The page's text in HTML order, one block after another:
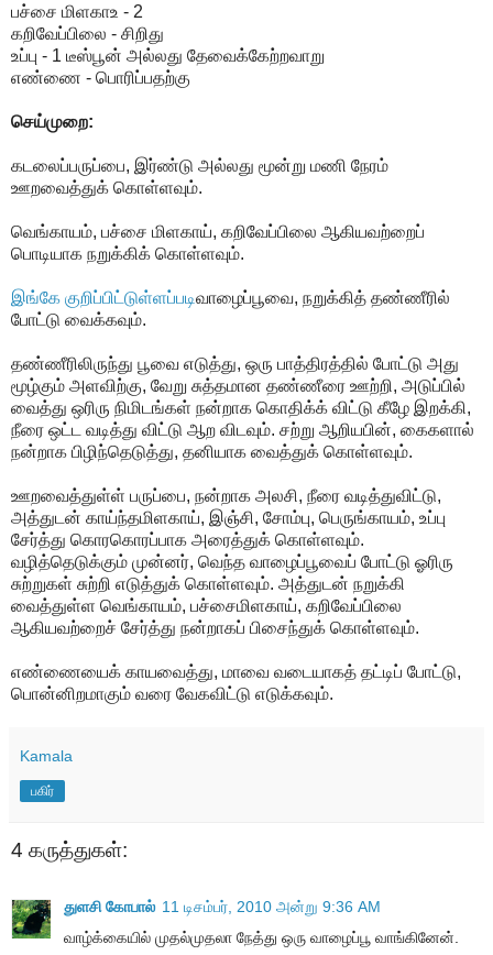
பச்சை மிளகாஉ - 2
கறிவேப்பிலை - சிறிது
உப்பு - 1 டீஸ்பூன் அல்லது தேவைக்கேற்றவாறு
எண்ணை - பொரிப்பதற்கு
செய்முறை:
கடலைப்பருப்பை, இர்ண்டு அல்லது மூன்று மணி நேரம்
ஊறவைத்துக் கொள்ளவும்.
வெங்காயம், பச்சை மிளகாய், கறிவேப்பிலை ஆகியவற்றைப்
பொடியாக நறுக்கிக் கொள்ளவும்.
இங்கே குறிப்பிட்டுள்ளப்படிவாழைப்பூவை, நறுக்கித் தண்ணீரில்
போட்டு வைக்கவும்.
தண்ணீரிலிருந்து பூவை எடுத்து, ஒரு பாத்திரத்தில் போட்டு அது
மூழ்கும் அளவிற்கு, வேறு சுத்தமான தண்ணீரை ஊற்றி, அடுப்பில்
வைத்து ஒரிரு நிமிடங்கள் நன்றாக கொதிக்க் விட்டு கீழே இறக்கி,
நீரை ஒட்ட வடித்து விட்டு ஆற விடவும். சற்று ஆறியபின், கைகளால்
நன்றாக பிழிந்தெடுத்து, தனியாக வைத்துக் கொள்ளவும்.
ஊறவைத்துள்ள் பருப்பை, நன்றாக அலசி, நீரை வடித்துவிட்டு,
அத்துடன் காய்ந்தமிளகாய், இஞ்சி, சோம்பு, பெருங்காயம், உப்பு
சேர்த்து கொரகொரப்பாக அரைத்துக் கொள்ளவும்.
வழித்தெடுக்கும் முன்னர், வெந்த வாழைப்பூவைப் போட்டு ஓரிரு
சுற்றுகள் சுற்றி எடுத்துக் கொள்ளவும். அத்துடன் நறுக்கி
வைத்துள்ள வெங்காயம், பச்சைமிளகாய், கறிவேப்பிலை
ஆகியவற்றைச் சேர்த்து நன்றாகப் பிசைந்துக் கொள்ளவும்.
எண்ணையைக் காயவைத்து, மாவை வடையாகத் தட்டிப் போட்டு,
பொன்னிறமாகும் வரை வேகவிட்டு எடுக்கவும்.
Kamala
பகிர்
4 கருத்துகள்:
துளசி கோபால் 11 டிசம்பர், 2010 அன்று 9:36 AM
வாழ்க்கையில் முதல்முதலா நேத்து ஒரு வாழைப்பூ வாங்கினேன்.